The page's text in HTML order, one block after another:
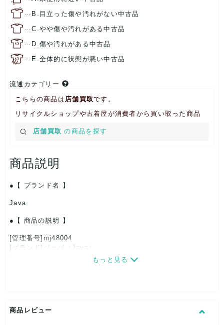
… B.目立った傷や汚れがない中古品
…C.やや傷や汚れがある中古品
… D.傷や汚れがある中古品
… E.全体的に状態が悪い中古品
流通カテゴリー
こちらの商品は 店舗買取です。
リサイクルショップや古着屋が消費者から買い取った商品
店舗買取 の商品を探す
商品説明
【 ブランド名 】
Java
【 商品の説明 】
[管理番号]mj48004
[ブランド]ジャバ（Java）
表記サイズ：L
肩幅：約55cm
もっと見る
商品レビュー